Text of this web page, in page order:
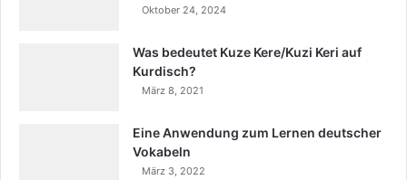
Oktober 24, 2024
Was bedeutet Kuze Kere/Kuzi Keri auf
Kurdisch?
März 8, 2021
Eine Anwendung zum Lernen deutscher
Vokabeln
März 3, 2022